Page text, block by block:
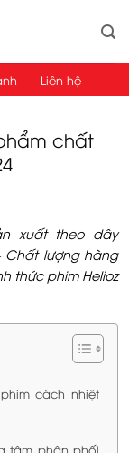
Liên hệ
chất
xuất theo dây
Chất lượng hàng
thức phim Helioz
cách nhiệt
tâm phân phối